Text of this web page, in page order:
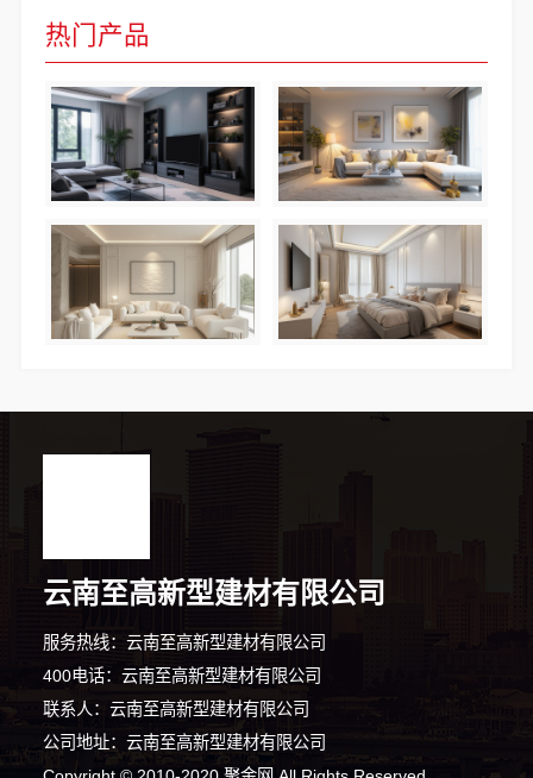
热门产品
云南至高新型建材有限公司
服务热线：云南至高新型建材有限公司
400电话：云南至高新型建材有限公司
联系人：云南至高新型建材有限公司
公司地址：云南至高新型建材有限公司
6分钟前 刘女士 正在咨询
6分钟前 崔先生 正在咨询